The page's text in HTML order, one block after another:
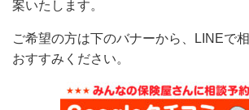
案いたします。
ご希望の方は下のバナーから、LINEで
おすすみください。